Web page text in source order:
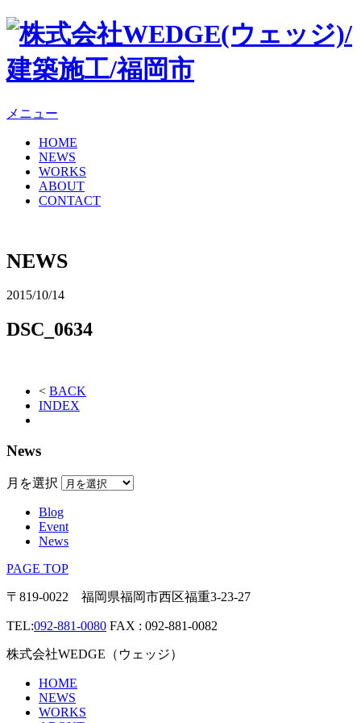
メニュー
HOME
NEWS
WORKS
ABOUT
CONTACT
NEWS
2015/10/14
DSC_0634
< BACK
INDEX
News
月を選択
Blog
Event
News
PAGE TOP
〒819-0022 福岡県福岡市西区福重3-23-27
TEL:092-881-0080 FAX : 092-881-0082
株式会社WEDGE（ウェッジ）
HOME
NEWS
WORKS